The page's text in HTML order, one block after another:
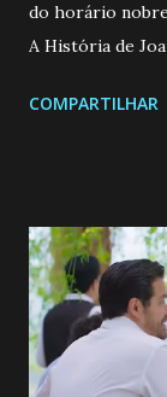
do horário
A História de
de 25/05/26 a
permanecer
ama, o que não
se aprimorar,
ser a primeira
universidade.
COMPARTILHAR